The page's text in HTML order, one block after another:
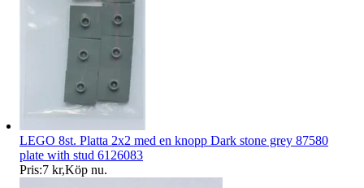
LEGO 8st. Platta 2x2 med en knopp Dark stone grey 87580
plate with stud 6126083
Pris:7 kr,Köp nu.